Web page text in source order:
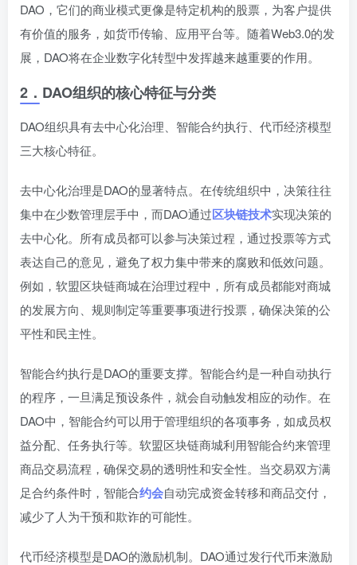
DAO，它们的商业模式更像是特定机构的股票，为客户提供
有价值的服务，如货币传输、应用平台等。随着Web3.0的发
展，DAO将在企业数字化转型中发挥越来越重要的作用。
2． DAO组织的核心特征与分类
DAO组织具有去中心化治理、智能合约执行、代币经济模型
三大核心特征。
去中心化治理是DAO的显著特点。在传统组织中，决策往往
集中在少数管理层手中，而DAO通过区块链技术实现决策的
去中心化。所有成员都可以参与决策过程，通过投票等方式
表达自己的意见，避免了权力集中带来的腐败和低效问题。
例如，软盟区块链商城在治理过程中，所有成员都能对商城
的发展方向、规则制定等重要事项进行投票，确保决策的公
平性和民主性。
智能合约执行是DAO的重要支撑。智能合约是一种自动执行
的程序，一旦满足预设条件，就会自动触发相应的动作。在
DAO中，智能合约可以用于管理组织的各项事务，如成员权
益分配、任务执行等。软盟区块链商城利用智能合约来管理
商品交易流程，确保交易的透明性和安全性。当交易双方满
足合约条件时，智能合约会自动完成资金转移和商品交付，
减少了人为干预和欺诈的可能性。
代币经济模型是DAO的激励机制。DAO通过发行代币来激励